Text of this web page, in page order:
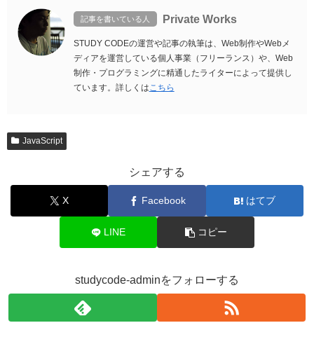
記事を書いている人 Private Works
STUDY CODEの運営や記事の執筆は、Web制作やWebメ
ディアを運営している個人事業（フリーランス）や、Web
制作・プログラミングに精通したライターによって提供し
ています。詳しくはこちら
JavaScript
シェアする
X Facebook はてブ
LINE コピー
studycode-adminをフォローする